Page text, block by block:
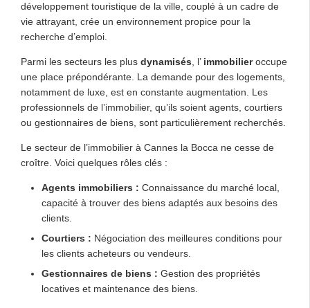
développement touristique de la ville, couplé à un cadre de
vie attrayant, crée un environnement propice pour la
recherche d’emploi.
Parmi les secteurs les plus dynamisés, l’ immobilieroccupe
une place prépondérante. La demande pour des logements,
notamment de luxe, est en constante augmentation. Les
professionnels de l’immobilier, qu’ils soient agents, courtiers
ou gestionnaires de biens, sont particulièrement recherchés.
Le secteur de l’immobilier à Cannes la Bocca ne cesse de
croître. Voici quelques rôles clés :
Agents immobiliers : Connaissance du marché local,
capacité à trouver des biens adaptés aux besoins des
clients.
Courtiers : Négociation des meilleures conditions pour
les clients acheteurs ou vendeurs.
Gestionnaires de biens : Gestion des propriétés
locatives et maintenance des biens.